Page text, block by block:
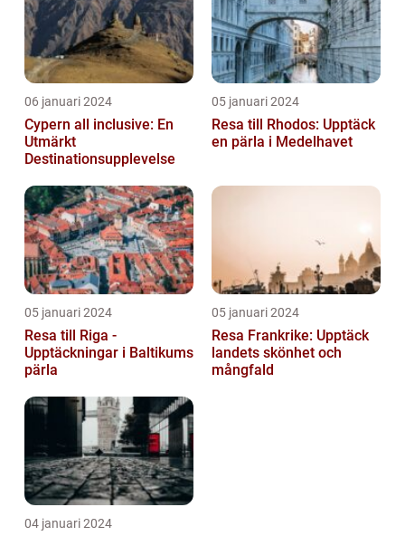
06 januari 2024
Cypern all inclusive: En
Utmärkt
Destinationsupplevelse
05 januari 2024
Resa till Rhodos: Upptäck
en pärla i Medelhavet
05 januari 2024
Resa till Riga -
Upptäckningar i Baltikums
pärla
05 januari 2024
Resa Frankrike: Upptäck
landets skönhet och
mångfald
04 januari 2024